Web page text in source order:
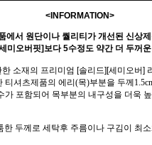
<INFORMATION>
에서 원단이나 퀄리티가 개선된 신상
미오버핏]보다 5수정도 약간 더 두꺼
소재의 프리미엄 [솔리드][세미오버]
티셔츠제품의 에리(목)부분을 두께
가 포함되어 목부분의 내구성을 더욱
한 두께로 세탁후 주름이나 구김이 최